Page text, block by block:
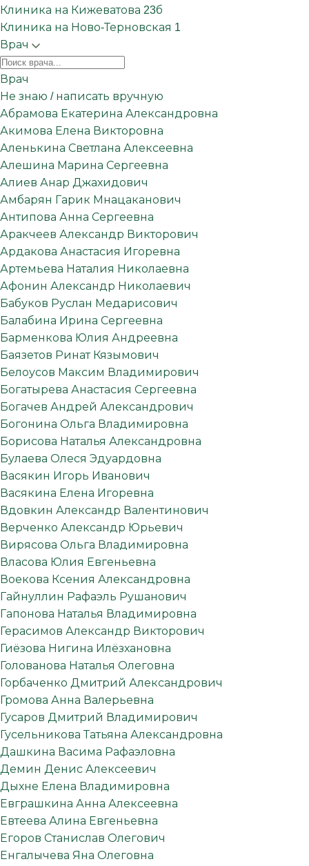
Клиника на Кижеватова 23б
Клиника на Ново-Терновская 1
Врач
Врач
Врач
Не знаю / написать вручную
Абрамова Екатерина Александровна
Акимова Елена Викторовна
Аленькина Светлана Алексеевна
Алешина Марина Сергеевна
Алиев Анар Джахидович
Амбарян Гарик Мнацаканович
Антипова Анна Сергеевна
Аракчеев Александр Викторович
Ардакова Анастасия Игоревна
Артемьева Наталия Николаевна
Афонин Александр Николаевич
Бабуков Руслан Медарисович
Балабина Ирина Сергеевна
Барменкова Юлия Андреевна
Баязетов Ринат Кязымович
Белоусов Максим Владимирович
Богатырева Анастасия Сергеевна
Богачев Андрей Александрович
Богонина Ольга Владимировна
Борисова Наталья Александровна
Булаева Олеся Эдуардовна
Васякин Игорь Иванович
Васякина Елена Игоревна
Вдовкин Александр Валентинович
Верченко Александр Юрьевич
Вирясова Ольга Владимировна
Власова Юлия Евгеньевна
Воекова Ксения Александровна
Гайнуллин Рафаэль Рушанович
Гапонова Наталья Владимировна
Герасимов Александр Викторович
Гиёзова Нигина Илёзхановна
Голованова Наталья Олеговна
Горбаченко Дмитрий Александрович
Громова Анна Валерьевна
Гусаров Дмитрий Владимирович
Гусельникова Татьяна Александровна
Дашкина Васима Рафаэловна
Демин Денис Алексеевич
Дыхне Елена Владимировна
Евграшкина Анна Алексеевна
Евтеева Алина Евгеньевна
Егоров Станислав Олегович
Енгалычева Яна Олеговна